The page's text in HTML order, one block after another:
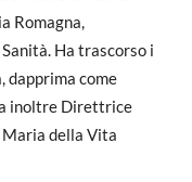
Romagna,
Ha trascorso i
dapprima come
inoltre Direttrice
della Vita